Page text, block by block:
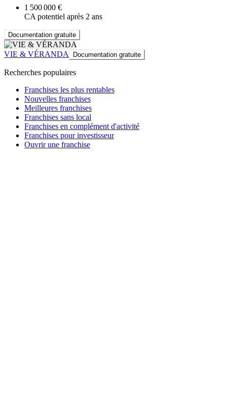
1 500 000 €
CA potentiel après 2 ans
Documentation gratuite
VIE & VÉRANDA Documentation gratuite
Recherches populaires
Franchises les plus rentables
Nouvelles franchises
Meilleures franchises
Franchises sans local
Franchises en complément d'activité
Franchises pour investisseur
Ouvrir une franchise